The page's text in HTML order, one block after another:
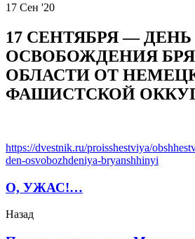
17 Сен '20
17 СЕНТЯБРЯ — ДЕНЬ
ОСВОБОЖДЕНИЯ
ОБЛАСТИ ОТ
ФАШИСТСКОЙ
https://dvestnik.ru/proisshestviya/
den-osvobozhdeniya-bryanshhinyi
О, УЖАС!…
Назад